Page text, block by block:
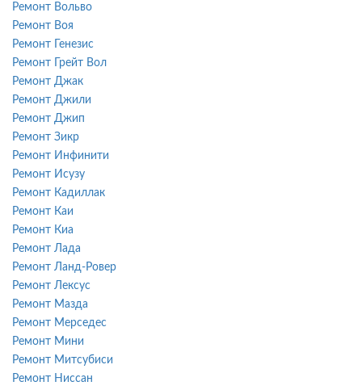
Ремонт Вольво
Ремонт Воя
Ремонт Генезис
Ремонт Грейт Вол
Ремонт Джак
Ремонт Джили
Ремонт Джип
Ремонт Зикр
Ремонт Инфинити
Ремонт Исузу
Ремонт Кадиллак
Ремонт Каи
Ремонт Киа
Ремонт Лада
Ремонт Ланд-Ровер
Ремонт Лексус
Ремонт Мазда
Ремонт Мерседес
Ремонт Мини
Ремонт Митсубиси
Ремонт Ниссан